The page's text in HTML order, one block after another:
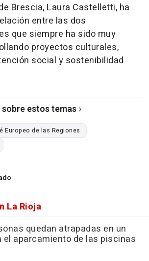
Brescia, Laura Castelletti, ha
entre las dos
que siempre ha sido muy
proyectos culturales,
social y sostenibilidad
estos temas
Europeo de las Regiones
La Rioja
quedan atrapadas en un
el aparcamiento de las piscinas